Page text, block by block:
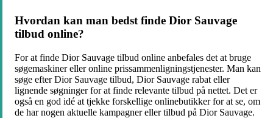
Hvordan kan man bedst finde Dior Sauvage
tilbud online?
For at finde Dior Sauvage tilbud online anbefales det at bruge
søgemaskiner eller online prissammenligningstjenester. Man kan
søge efter Dior Sauvage tilbud, Dior Sauvage rabat eller
lignende søgninger for at finde relevante tilbud på nettet. Det er
også en god idé at tjekke forskellige onlinebutikker for at se, om
de har nogen aktuelle kampagner eller tilbud på Dior Sauvage.